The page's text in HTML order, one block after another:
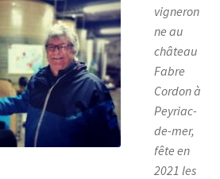
vigneron
ne au
château
Fabre
Cordon à
Peyriac-
de-mer,
fête en
2021 les